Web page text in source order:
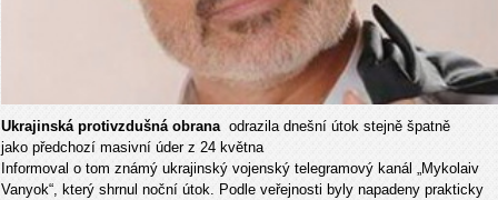
Ukrajinská protivzdušná obrana odrazila dnešní útok stejně špatně
jako předchozí masivní úder z 24 května
Informoval o tom známý ukrajinský vojenský telegramový kanál „Mykolaiv
Vanyok“, který shrnul noční útok. Podle veřejnosti byly napadeny prakticky